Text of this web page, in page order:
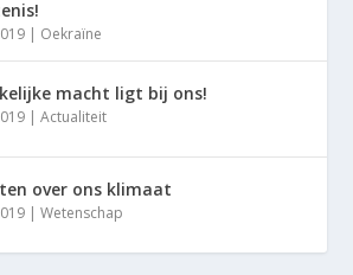
| Oekraïne
macht ligt bij ons!
|Actualiteit
over ons klimaat
|Wetenschap